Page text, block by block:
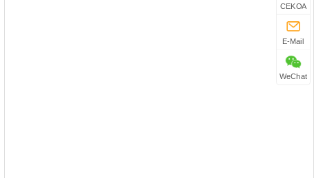
CEKOA
E-Mail
WeChat